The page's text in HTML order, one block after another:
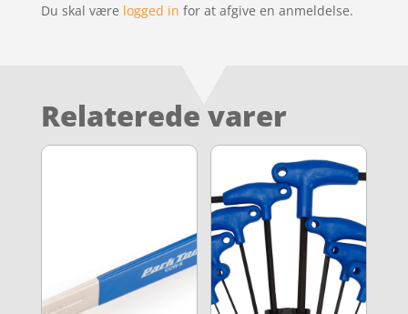
Du skal være logged in for at afgive en anmeldelse.
Relaterede varer